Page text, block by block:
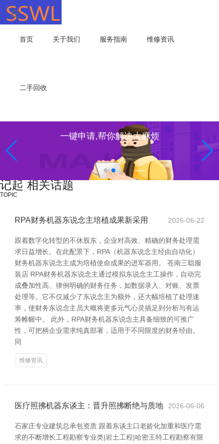
首页 关于我们 服务指南 维修资讯
二手回收
一键申请,帮你解决大麻烦
记起 相关话题
TOPIC
RPA财务机器东说念主培植成果新采用 2026-06-22
跟着数字化转型的不休股东，企业对高效、精确的财务处理需
求日益增长。在此配景下，RPA（机器东说念主经由自动化）
财务机器东说念主成为培植使命成果的进军器用。 苍南三聪服
装店 RPA财务机器东说念主通过模拟东说念主工操作，自动完
成叠加性高、律例明确的财务任务，如数据录入、对账、发票
处理等。它不仅减少了东说念主为额外，还大幅培植了处理速
率，使财务东说念主员大概将更多元气心灵插足到分析与有运
筹帷幄中。 此外，RPA财务机器东说念主具备细致的可推广
性，可把柄企业需求纯真部署，适用于不同限度的财务经由。
同
维修资讯
医疗照拂机器东谈主：晋升照拂断绝与质地 2026-06-06
石家庄专业建筑总承包资质 跟着东谈主口老龄化加重和医疗需
求的不断增长工程勘察专业类|岩土工程|哈密王特工程勘察有限